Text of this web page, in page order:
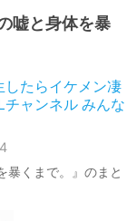
嘘と身体を暴
したらイケメン凄
ャンネル みんな
暴くまで。』のまと